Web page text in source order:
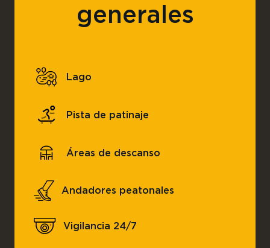
generales
Lago
Pista de patinaje
Áreas de descanso
Andadores peatonales
Vigilancia 24/7